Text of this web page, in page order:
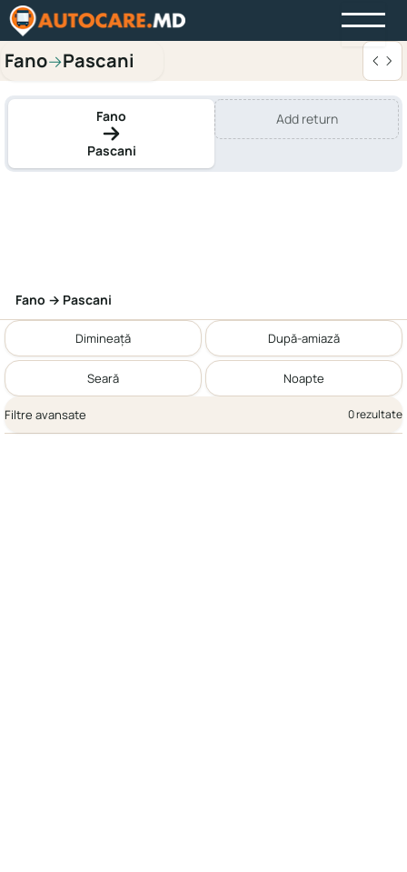
Fano→Pascani
Fano
Pascani
Add return
Fano → Pascani
Dimineață După-amiază
Seară Noapte
Filtre avansate 0 rezultate